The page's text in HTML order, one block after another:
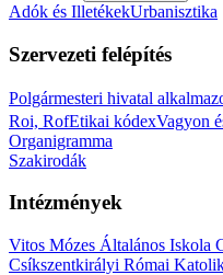
Adók és IlletékekUrbanisztika
Szervezeti felépítés
Polgármesteri hivatal
Roi, RofEtikai kódexVagyon
Organigramma
Szakirodák
Intézmények
Vitos Mózes Általános Iskola
Csíkszentkirályi Római